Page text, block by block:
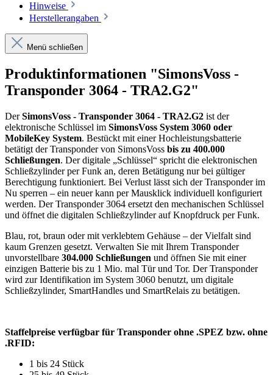
Hinweise
Herstellerangaben
Menü schließen
Produktinformationen "SimonsVoss -
Transponder 3064 - TRA2.G2"
DerSimonsVoss - Transponder 3064 - TRA2.G2 ist der
elektronische Schlüssel im SimonsVoss System 3060 oder
MobileKey System. Bestückt mit einer Hochleistungsbatterie
betätigt der Transponder von SimonsVoss bis zu 400.000
Schließungen. Der digitale „Schlüssel“ spricht die elektronischen
Schließzylinder per Funk an, deren Betätigung nur bei gültiger
Berechtigung funktioniert. Bei Verlust lässt sich der Transponder im
Nu sperren – ein neuer kann per Mausklick individuell konfiguriert
werden. Der Transponder 3064 ersetzt den mechanischen Schlüssel
und öffnet die digitalen Schließzylinder auf Knopfdruck per Funk.
Blau, rot, braun oder mit verklebtem Gehäuse – der Vielfalt sind
kaum Grenzen gesetzt. Verwalten Sie mit Ihrem Transponder
unvorstellbare 304.000 Schließungen und öffnen Sie mit einer
einzigen Batterie bis zu 1 Mio. mal Tür und Tor. Der Transponder
wird zur Identifikation im System 3060 benutzt, um digitale
Schließzylinder, SmartHandles und SmartRelais zu betätigen.
Staffelpreise verfügbar für Transponder ohne .SPEZ bzw. ohne
.RFID:
1 bis 24 Stück